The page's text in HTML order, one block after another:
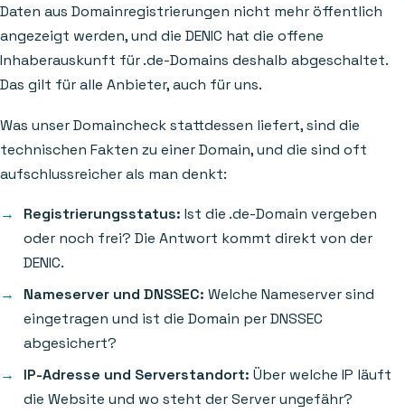
Daten aus Domainregistrierungen nicht mehr öffentlich
angezeigt werden, und die DENIC hat die offene
Inhaberauskunft für .de-Domains deshalb abgeschaltet.
Das gilt für alle Anbieter, auch für uns.
Was unser Domaincheck stattdessen liefert, sind die
technischen Fakten zu einer Domain, und die sind oft
aufschlussreicher als man denkt:
Registrierungsstatus: Ist die .de-Domain vergeben
oder noch frei? Die Antwort kommt direkt von der
DENIC.
Nameserver und DNSSEC: Welche Nameserver sind
eingetragen und ist die Domain per DNSSEC
abgesichert?
IP-Adresse und Serverstandort: Über welche IP läuft
die Website und wo steht der Server ungefähr?